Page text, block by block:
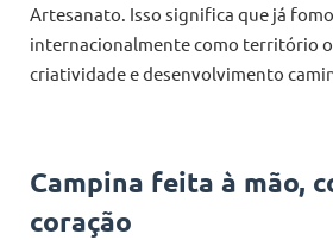
Artesanato. Isso significa que já
internacionalmente como território
criatividade e desenvolvimento
Campina feita à mão,
coração